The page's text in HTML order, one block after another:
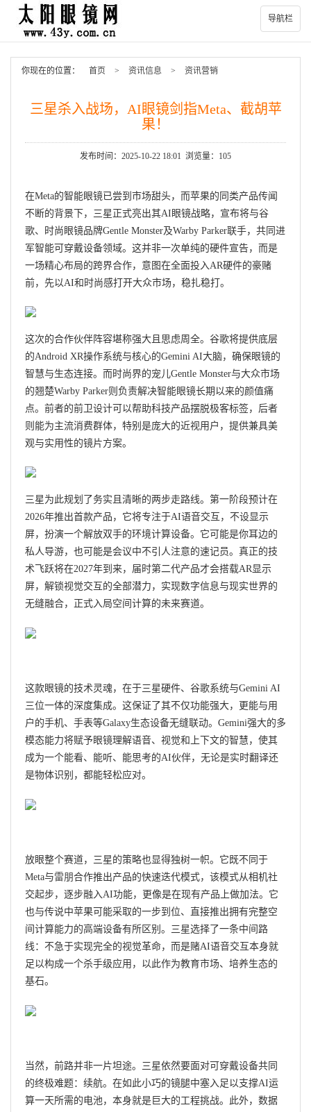
导航栏
你现在的位置： 首页 > 资讯信息 > 资讯营销
三星杀入战场，AI眼镜剑指Meta、截胡苹
果！
发布时间：2025-10-22 18:01 浏览量：105
在Meta的智能眼镜已尝到市场甜头，而苹果的同类产品传闻
不断的背景下，三星正式亮出其AI眼镜战略，宣布将与谷
歌、时尚眼镜品牌Gentle Monster及Warby Parker联手，共同进
军智能可穿戴设备领域。这并非一次单纯的硬件宣告，而是
一场精心布局的跨界合作，意图在全面投入AR硬件的豪赌
前，先以AI和时尚感打开大众市场，稳扎稳打。
这次的合作伙伴阵容堪称强大且思虑周全。谷歌将提供底层
的Android XR操作系统与核心的Gemini AI大脑，确保眼镜的
智慧与生态连接。而时尚界的宠儿Gentle Monster与大众市场
的翘楚Warby Parker则负责解决智能眼镜长期以来的颜值痛
点。前者的前卫设计可以帮助科技产品摆脱极客标签，后者
则能为主流消费群体，特别是庞大的近视用户，提供兼具美
观与实用性的镜片方案。
三星为此规划了务实且清晰的两步走路线。第一阶段预计在
2026年推出首款产品，它将专注于AI语音交互，不设显示
屏，扮演一个解放双手的环境计算设备。它可能是你耳边的
私人导游，也可能是会议中不引人注意的速记员。真正的技
术飞跃将在2027年到来，届时第二代产品才会搭载AR显示
屏，解锁视觉交互的全部潜力，实现数字信息与现实世界的
无缝融合，正式入局空间计算的未来赛道。
这款眼镜的技术灵魂，在于三星硬件、谷歌系统与Gemini AI
三位一体的深度集成。这保证了其不仅功能强大，更能与用
户的手机、手表等Galaxy生态设备无缝联动。Gemini强大的多
模态能力将赋予眼镜理解语音、视觉和上下文的智慧，使其
成为一个能看、能听、能思考的AI伙伴，无论是实时翻译还
是物体识别，都能轻松应对。
放眼整个赛道，三星的策略也显得独树一帜。它既不同于
Meta与雷朋合作推出产品的快速迭代模式，该模式从相机社
交起步，逐步融入AI功能，更像是在现有产品上做加法。它
也与传说中苹果可能采取的一步到位、直接推出拥有完整空
间计算能力的高端设备有所区别。三星选择了一条中间路
线：不急于实现完全的视觉革命，而是赌AI语音交互本身就
足以构成一个杀手级应用，以此作为教育市场、培养生态的
基石。
当然，前路并非一片坦途。三星依然要面对可穿戴设备共同
的终极难题：续航。在如此小巧的镜腿中塞入足以支撑AI运
算一天所需的电池，本身就是巨大的工程挑战。此外，数据